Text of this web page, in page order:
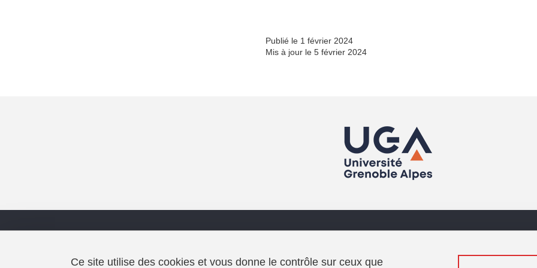
Publié le 1 février 2024
Mis à jour le 5 février 2024
339 avenue Centrale
Charte d'accueil de la MaCI
Ce site utilise des cookies et vous donne le contrôle sur ceux que